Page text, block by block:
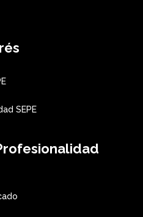
SEPE